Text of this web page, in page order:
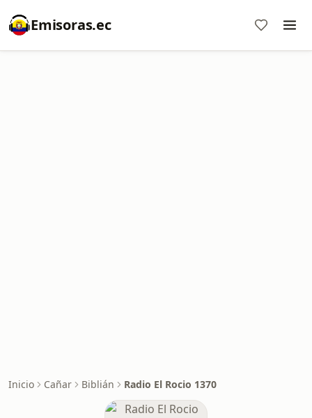
Emisoras.ec
Inicio Cañar Biblián Radio El Rocio 1370